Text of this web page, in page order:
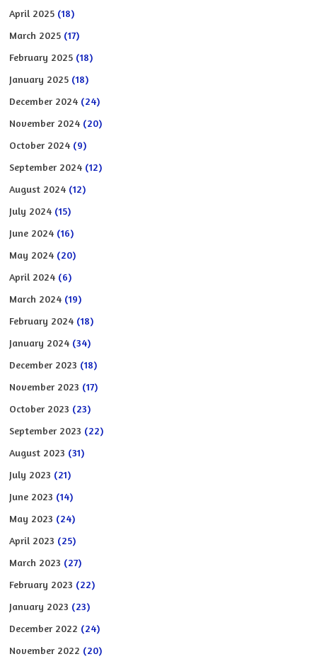
April 2025 (18)
March 2025 (17)
February 2025 (18)
January 2025 (18)
December 2024 (24)
November 2024 (20)
October 2024 (9)
September 2024 (12)
August 2024 (12)
July 2024 (15)
June 2024 (16)
May 2024 (20)
April 2024 (6)
March 2024 (19)
February 2024 (18)
January 2024 (34)
December 2023 (18)
November 2023 (17)
October 2023 (23)
September 2023 (22)
August 2023 (31)
July 2023 (21)
June 2023 (14)
May 2023 (24)
April 2023 (25)
March 2023 (27)
February 2023 (22)
January 2023 (23)
December 2022 (24)
November 2022 (20)